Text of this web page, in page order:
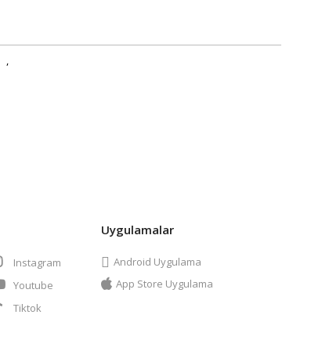
,
Instagram
Youtube
Tiktok
Uygulamalar
Android Uygulama
App Store Uygulama